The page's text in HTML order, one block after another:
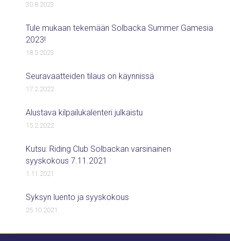
30.8.2023
Tule mukaan tekemään Solbacka Summer Gamesia
2023!
18.5.2023
Seuravaatteiden tilaus on käynnissä
17.2.2022
Alustava kilpailukalenteri julkaistu
15.2.2022
Kutsu: Riding Club Solbackan varsinainen
syyskokous 7.11.2021
1.11.2021
Syksyn luento ja syyskokous
25.10.2021